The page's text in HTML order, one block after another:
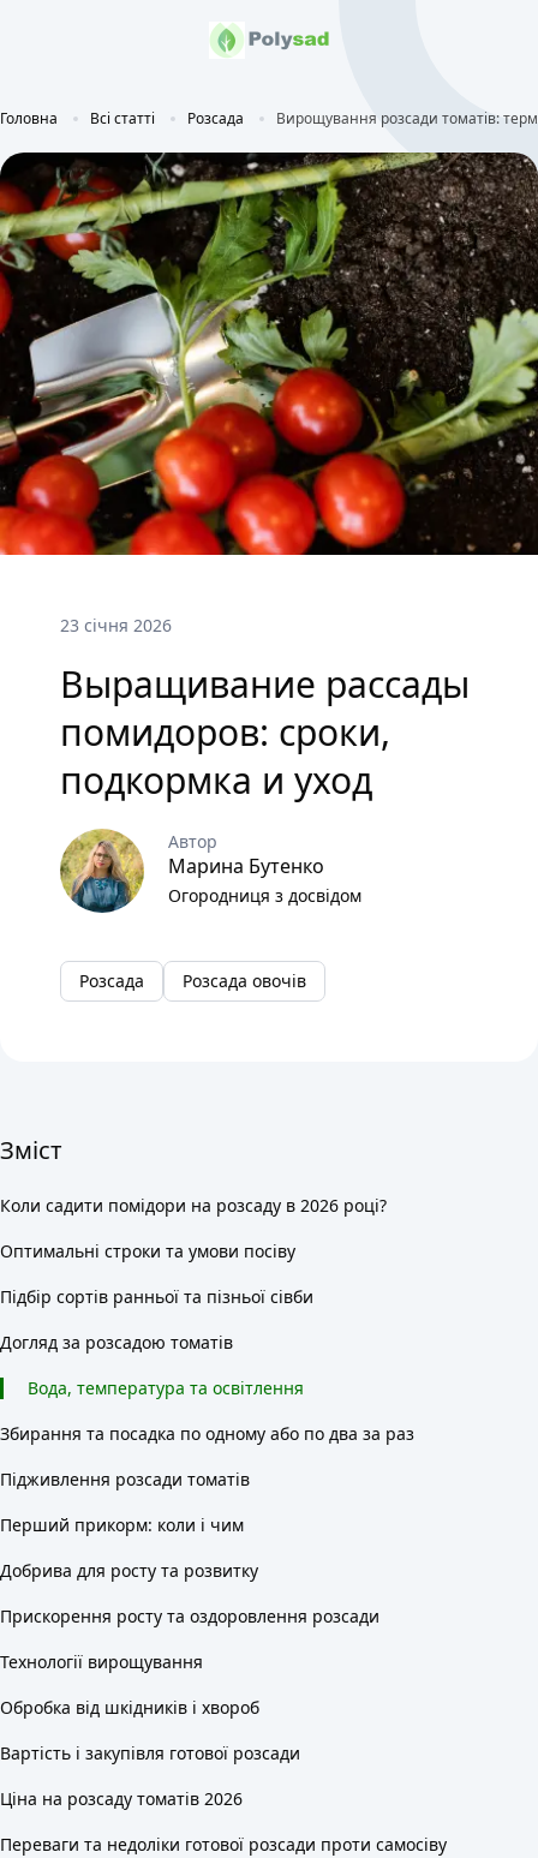
Головна Всі статті Розсада Вирощування розсади томатів:
23 січня 2026
Выращивание рассады
помидоров: сроки,
подкормка и уход
Автор
Марина Бутенко
Огородниця з досвідом
Розсада Розсада овочів
Зміст
Коли садити помідори на розсаду в 2026 році?
Оптимальні строки та умови посіву
Підбір сортів ранньої та пізньої сівби
Догляд за розсадою томатів
Вода, температура та освітлення
Збирання та посадка по одному або по два за раз
Підживлення розсади томатів
Перший прикорм: коли і чим
Добрива для росту та розвитку
Прискорення росту та оздоровлення розсади
Технології вирощування
Обробка від шкідників і хвороб
Вартість і закупівля готової розсади
Ціна на розсаду томатів 2026
Переваги та недоліки готової розсади проти самосіву